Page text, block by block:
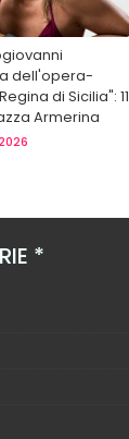
dell'opera-
di Sicilia": 11
Armerina